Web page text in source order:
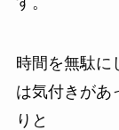
時間を無駄に
は気付きがあ
りと